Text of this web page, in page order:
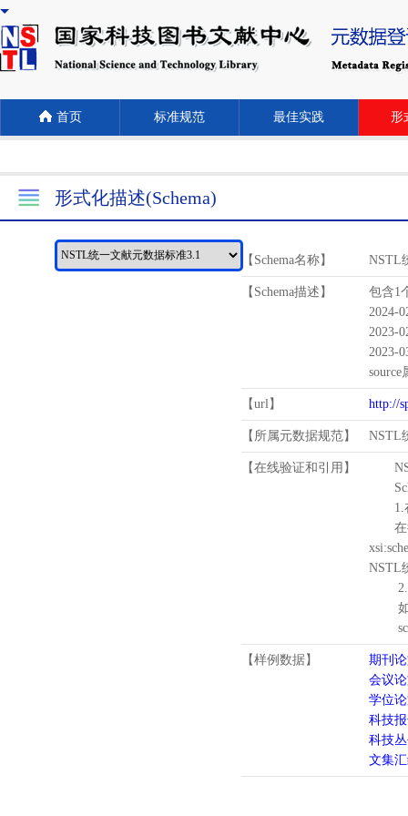
首页 标准规范 最佳实践 形
形式化描述(Schema)
【Schema名称】 NSTL
【Schema描述】
包含1
2024-
2023-
2023-
source
【url】 http://
【所属元数据规范】 NSTL
【在线验证和引用】
1.
在待
NSTL
2.
如需
【样例数据】
期刊
会议
学位
科技
科技
文集